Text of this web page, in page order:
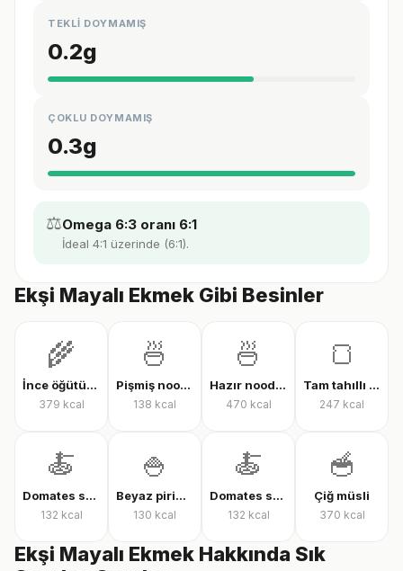
TEKLİ DOYMAMIŞ
0.2g
ÇOKLU DOYMAMIŞ
0.3g
⚖️Omega 6:3 oranı 6:1
İdeal 4:1 üzerinde (6:1).
Ekşi Mayalı Ekmek Gibi Besinler
🌾
İnce öğütülmüş yulaf (çiğ)
379 kcal
🍜
Pişmiş noodle
138 kcal
🍜
Hazır noodle (kuru)
470 kcal
🍞
Tam tahıllı tam buğday ekmeği
247 kcal
🍝
Domates soslu farfalle makarna
132 kcal
🍚
Beyaz pirinç, pişmiş
130 kcal
🍝
Domates soslu rigatoni
132 kcal
🥣
Çiğ müsli
370 kcal
Ekşi Mayalı Ekmek Hakkında Sık